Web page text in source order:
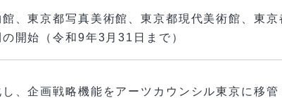
、東京都写真美術館、東京都現代美術館、東京
開始（令和9年3月31日まで）
、企画戦略機能をアーツカウンシル東京に移管